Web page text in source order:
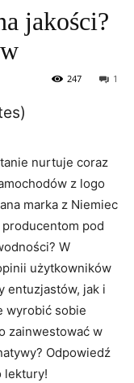
jakości?
1
247
nurtuje coraz
z‍ logo
marka z Niemiec​
⁢pod
W
użytkowników
entuzjastów, jak i
⁤wyrobić sobie
zainwestować w
Odpowiedź
lektury!